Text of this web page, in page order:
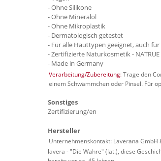
- Ohne Silikone
- Ohne Mineralöl
- Ohne Mikroplastik
- Dermatologisch getestet
- Für alle Hauttypen geeignet, auch
- Zertifizierte Naturkosmetik - NATRUE
- Made in Germany
Verarbeitung/Zubereitung:Trage den
einem Schwämmchen oder Pinsel. Für
Sonstiges
Zertifizierung/en
Hersteller
Unternehmenskontakt: Laverana GmbH
lavera - "Die Wahre" (lat.), diese